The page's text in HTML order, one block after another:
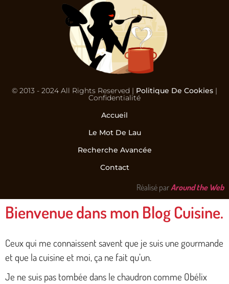
© 2013 - 2024 All Rights Reserved | Politique De Cookies |
Confidentialité
Accueil
Le Mot De Lau
Recherche Avancée
Contact
Réalisé parAround the Web
Bienvenue dans mon Blog Cuisine.
Ceux qui me connaissent savent que je suis une gourmande
et que la cuisine et moi, ça ne fait qu’un.
Je ne suis pas tombée dans le chaudron comme Obélix